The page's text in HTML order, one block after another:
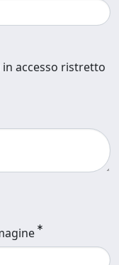
accesso ristretto